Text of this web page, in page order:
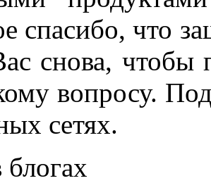
спасибо, что
снова, чтобы
вопросу.
сетях.